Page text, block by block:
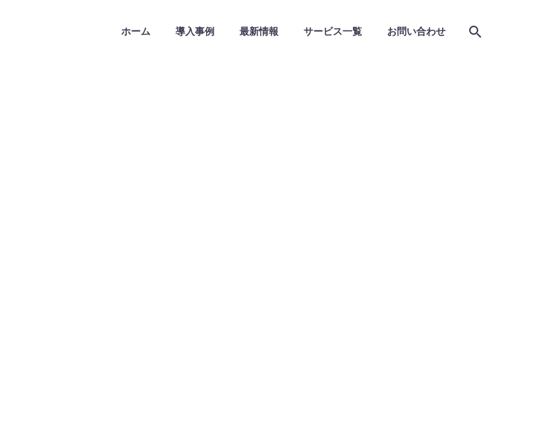
ホーム 導入事例 最新情報 サービス一覧 お問い合わせ